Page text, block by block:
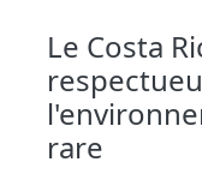
Le Costa
rare